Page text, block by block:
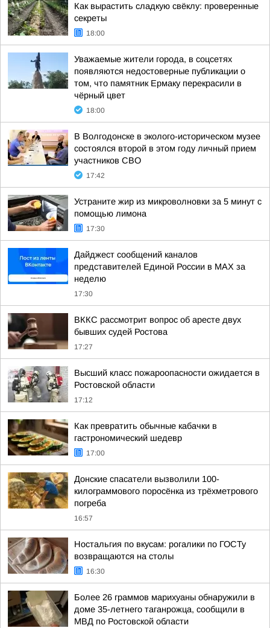
Как вырастить сладкую свёклу: проверенные
секреты
18:00
Уважаемые жители города, в соцсетях
появляются недостоверные публикации о
том, что памятник Ермаку перекрасили в
чёрный цвет
18:00
В Волгодонске в эколого-историческом музее
состоялся второй в этом году личный прием
участников СВО
17:42
Устраните жир из микроволновки за 5 минут с
помощью лимона
17:30
Дайджест сообщений каналов
представителей Единой России в МАХ за
неделю
17:30
ВККС рассмотрит вопрос об аресте двух
бывших судей Ростова
17:27
Высший класс пожароопасности ожидается в
Ростовской области
17:12
Как превратить обычные кабачки в
гастрономический шедевр
17:00
Донские спасатели вызволили 100-
килограммового поросёнка из трёхметрового
погреба
16:57
Ностальгия по вкусам: рогалики по ГОСТу
возвращаются на столы
16:30
Более 26 граммов марихуаны обнаружили в
доме 35-летнего таганрожца, сообщили в
МВД по Ростовской области